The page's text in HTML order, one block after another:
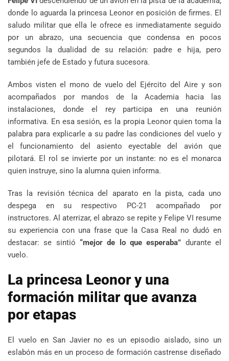
donde lo aguarda la princesa Leonor en posición de firmes. El
saludo militar que ella le ofrece es inmediatamente seguido
por un abrazo, una secuencia que condensa en pocos
segundos la dualidad de su relación: padre e hija, pero
también jefe de Estado y futura sucesora.
Ambos visten el mono de vuelo del Ejército del Aire y son
acompañados por mandos de la Academia hacia las
instalaciones, donde el rey participa en una reunión
informativa. En esa sesión, es la propia Leonor quien toma la
palabra para explicarle a su padre las condiciones del vuelo y
el funcionamiento del asiento eyectable del avión que
pilotará. El rol se invierte por un instante: no es el monarca
quien instruye, sino la alumna quien informa.
Tras la revisión técnica del aparato en la pista, cada uno
despega en su respectivo PC-21 acompañado por
instructores. Al aterrizar, el abrazo se repite y Felipe VI resume
su experiencia con una frase que la Casa Real no dudó en
destacar: se sintió “mejor de lo que esperaba” durante el
vuelo.
La princesa Leonor y una
formación militar que avanza
por etapas
El vuelo en San Javier no es un episodio aislado, sino un
eslabón más en un proceso de formación castrense diseñado